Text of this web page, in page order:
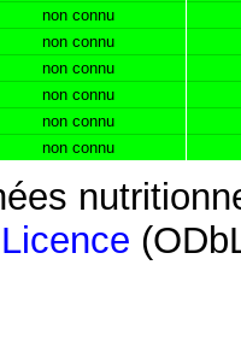
non connu
non connu
non connu
non connu
non connu
non connu